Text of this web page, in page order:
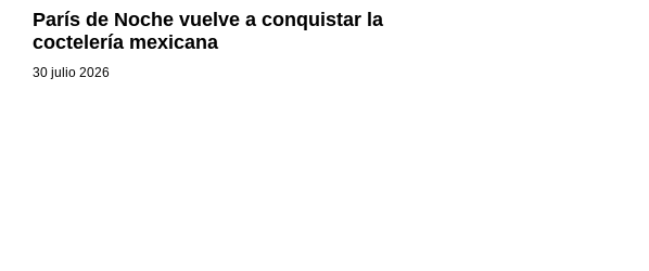
París de Noche vuelve a conquistar la
coctelería mexicana
30 julio 2026